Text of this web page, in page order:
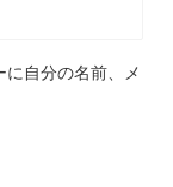
自分の名前、メ